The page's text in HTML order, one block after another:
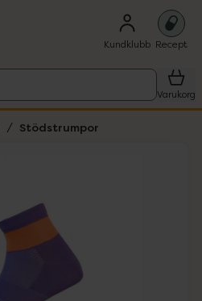
Kundklubb Recept
Varukorg
Stödstrumpor